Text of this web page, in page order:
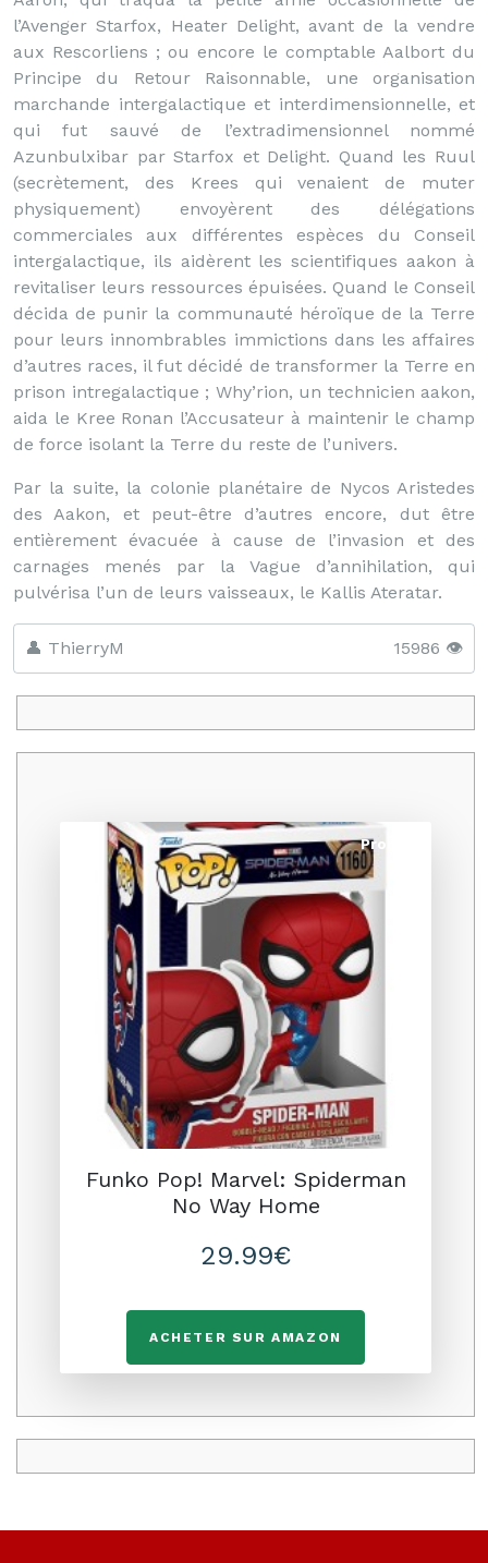
l’Avenger Starfox, Heater Delight, avant de la vendre
aux Rescorliens ; ou encore le comptable Aalbort du
Principe du Retour Raisonnable, une organisation
marchande intergalactique et interdimensionnelle, et
qui fut sauvé de l’extradimensionnel nommé
Azunbulxibar par Starfox et Delight. Quand les Ruul
(secrètement, des Krees qui venaient de muter
physiquement) envoyèrent des délégations
commerciales aux différentes espèces du Conseil
intergalactique, ils aidèrent les scientifiques aakon à
revitaliser leurs ressources épuisées. Quand le Conseil
décida de punir la communauté héroïque de la Terre
pour leurs innombrables immictions dans les affaires
d’autres races, il fut décidé de transformer la Terre en
prison intregalactique ; Why’rion, un technicien aakon,
aida le Kree Ronan l’Accusateur à maintenir le champ
de force isolant la Terre du reste de l’univers.
Par la suite, la colonie planétaire de Nycos Aristedes
des Aakon, et peut-être d’autres encore, dut être
entièrement évacuée à cause de l’invasion et des
carnages menés par la Vague d’annihilation, qui
pulvérisa l’un de leurs vaisseaux, le Kallis Ateratar.
👤 ThierryM 15986 👁️
Promo
Funko Pop! Marvel: Spiderman
No Way Home
29.99€
ACHETER SUR AMAZON